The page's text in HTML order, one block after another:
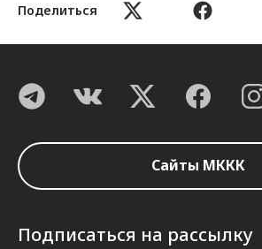
Поделиться
Сайты МККК
Подписаться на рассылку